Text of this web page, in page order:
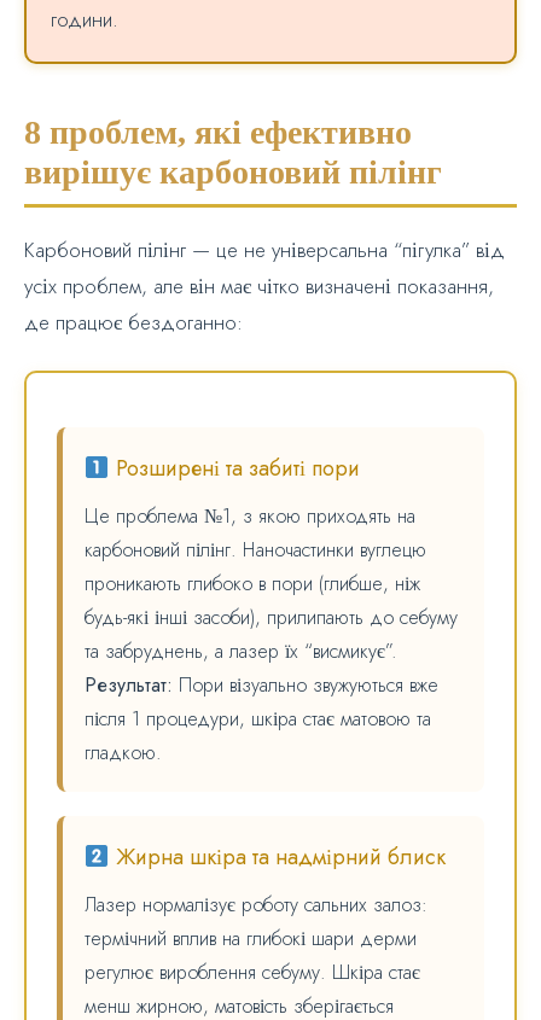
години.
8 проблем, які ефективно
вирішує карбоновий пілінг
Карбоновий пілінг — це не універсальна “пігулка” від
усіх проблем, але він має чітко визначені показання,
де працює бездоганно:
Розширені та забиті пори
Це проблема №1, з якою приходять на
карбоновий пілінг. Наночастинки вуглецю
проникають глибоко в пори (глибше, ніж
будь-які інші засоби), прилипають до себуму
та забруднень, а лазер їх “висмикує”.
Результат: Пори візуально звужуються вже
після 1 процедури, шкіра стає матовою та
гладкою.
Жирна шкіра та надмірний блиск
Лазер нормалізує роботу сальних залоз:
термічний вплив на глибокі шари дерми
регулює вироблення себуму. Шкіра стає
менш жирною, матовість зберігається